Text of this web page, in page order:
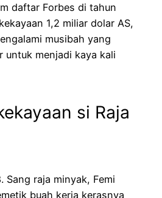
daftar Forbes di tahun
1,2 miliar dolar AS,
musibah yang
untuk menjadi kaya kali
si Raja
Sang raja minyak, Femi
buah kerja kerasnya